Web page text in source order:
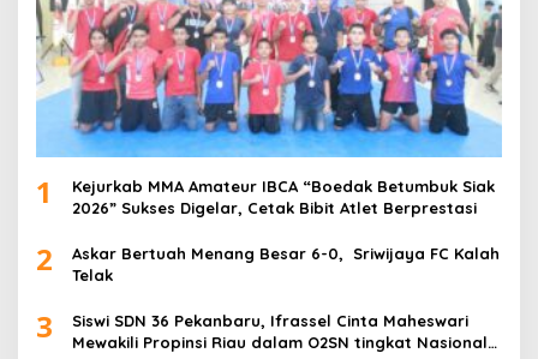
1
Kejurkab MMA Amateur IBCA “Boedak Betumbuk Siak
2026” Sukses Digelar, Cetak Bibit Atlet Berprestasi
2
Askar Bertuah Menang Besar 6-0, Sriwijaya FC Kalah
Telak
3
Siswi SDN 36 Pekanbaru, Ifrassel Cinta Maheswari
Mewakili Propinsi Riau dalam O2SN tingkat Nasional